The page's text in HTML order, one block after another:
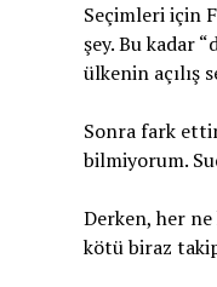
Seçimleri için
şey. Bu kadar
ülkenin açılış
Sonra fark
bilmiyorum.
Derken, her ne
kötü biraz